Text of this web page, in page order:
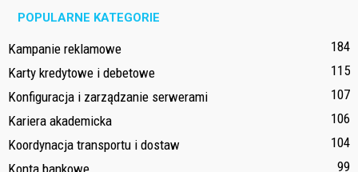
POPULARNE KATEGORIE
Kampanie reklamowe
184
Karty kredytowe i debetowe
115
Konfiguracja i zarządzanie serwerami
107
Kariera akademicka
106
Koordynacja transportu i dostaw
104
99